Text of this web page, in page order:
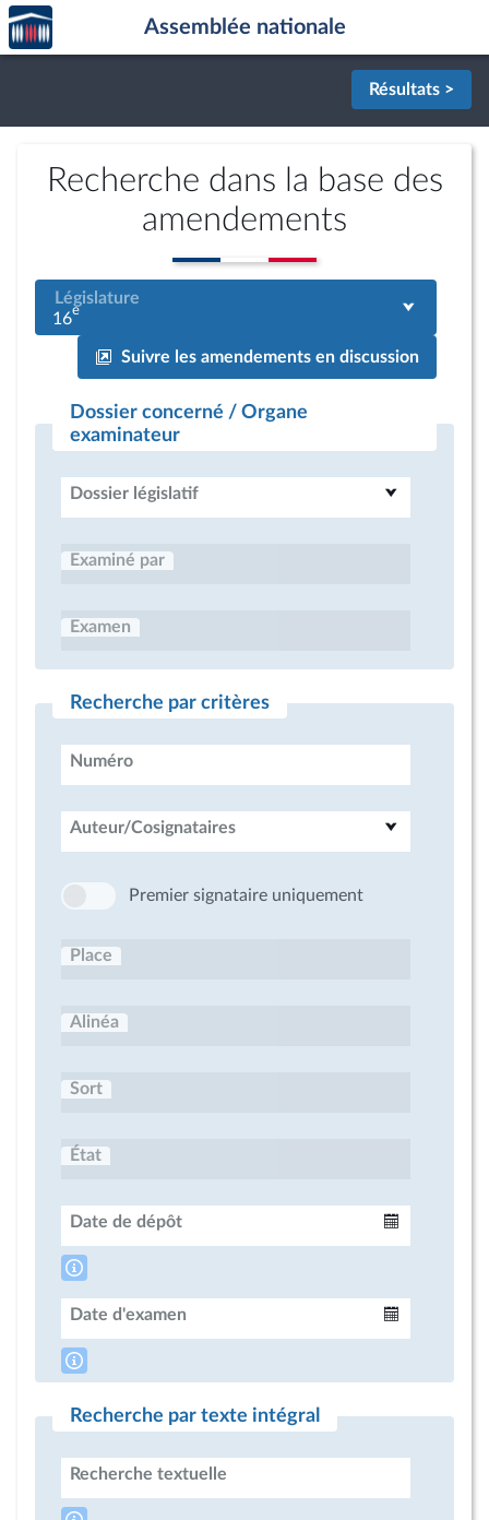
Aller au contenu
Aller en bas de la page
Accèder
à la
page
Assemblée nationale
Résultats >
Recherche dans la base des
amendements
Législature
16e
Suivre les amendements en discussion
Dossier concerné / Organe
examinateur
Dossier législatif
Examiné par
Examen
Recherche par critères
Numéro
Auteur/Cosignataires
Premier signataire uniquement
Place
Alinéa
Sort
État
Date de dépôt
Date d'examen
Recherche par texte intégral
Recherche textuelle